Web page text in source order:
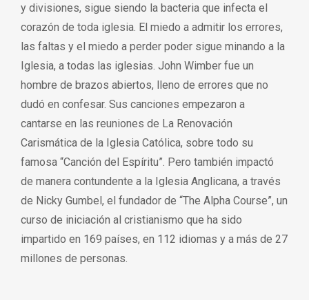
y divisiones, sigue siendo la bacteria que infecta el
corazón de toda iglesia. El miedo a admitir los errores,
las faltas y el miedo a perder poder sigue minando a la
Iglesia, a todas las iglesias. John Wimber fue un
hombre de brazos abiertos, lleno de errores que no
dudó en confesar. Sus canciones empezaron a
cantarse en las reuniones de La Renovación
Carismática de la Iglesia Católica, sobre todo su
famosa “Canción del Espíritu”. Pero también impactó
de manera contundente a la Iglesia Anglicana, a través
de Nicky Gumbel, el fundador de “The Alpha Course”, un
curso de iniciación al cristianismo que ha sido
impartido en 169 países, en 112 idiomas y a más de 27
millones de personas.